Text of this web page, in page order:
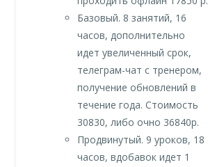
Базовый. 8 занятий, 16
часов, дополнительно
идет увеличенный срок,
телеграм-чат с тренером,
получение обновлений в
течение года. Стоимость
30830, либо очно 36840р.
Продвинутый. 9 уроков, 18
часов, вдобавок идет 1